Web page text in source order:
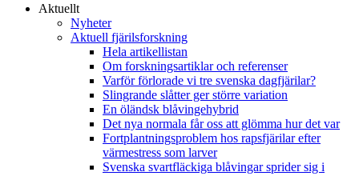
Aktuellt
Nyheter
Aktuell fjärilsforskning
Hela artikellistan
Om forskningsartiklar och referenser
Varför förlorade vi tre svenska dagfjärilar?
Slingrande slåtter ger större variation
En öländsk blåvingehybrid
Det nya normala får oss att glömma hur det var
Fortplantningsproblem hos rapsfjärilar efter
värmestress som larver
Svenska svartfläckiga blåvingar sprider sig i